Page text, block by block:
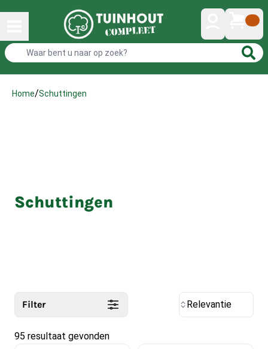
Home/Schuttingen
Schuttingen
95 resultaat gevonden
Filter Relevantie